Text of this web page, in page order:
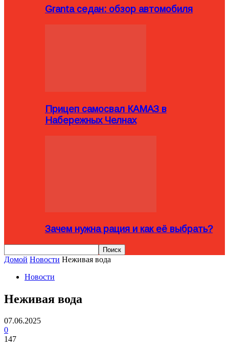
Granta седан: обзор автомобиля
Прицеп самосвал КАМАЗ в
Набережных Челнах
Зачем нужна рация и как её выбрать?
Домой Новости Неживая вода
Новости
Неживая вода
07.06.2025
0
147